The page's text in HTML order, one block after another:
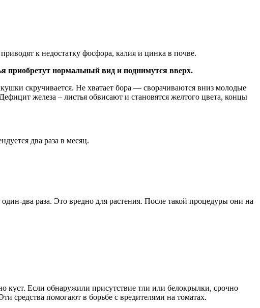
к недостатку фосфора, калия и цинка в почве.
приобретут нормальный вид и поднимутся вверх.
скручивается. Не хватает бора — сворачиваются вниз молодые
железа – листья обвисают и становятся желтого цвета, концы
два раза в месяц.
два раза. Это вредно для растения. После такой процедуры они на
куст. Если обнаружили присутствие тли или белокрылки, срочно
средства помогают в борьбе с вредителями на томатах.